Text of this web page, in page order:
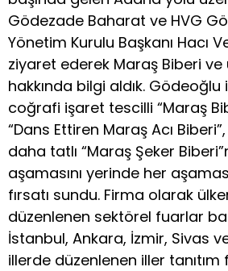
Gödezade Baharat ve HVG
Yönetim Kurulu Başkanı Hacı
ziyaret ederek Maraş Biberi ve
hakkında bilgi aldık.
coğrafi işaret tescilli “Maraş
“Dans Ettiren Maraş Acı
daha tatlı “Maraş Şeker
aşamasını yerinde her
fırsatı sundu. Firma olarak
düzenlenen sektörel fuarlar
İstanbul, Ankara, İzmir, Sivas
illerde düzenlenen iller tanıtım